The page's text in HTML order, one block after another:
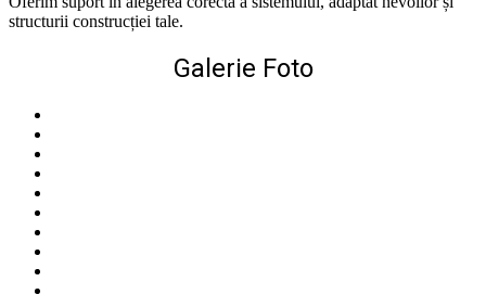
structurii construcției tale.
Galerie Foto